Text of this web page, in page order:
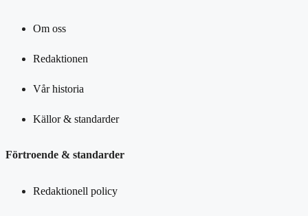
Om oss
Redaktionen
Vår historia
Källor & standarder
Förtroende & standarder
Redaktionell policy